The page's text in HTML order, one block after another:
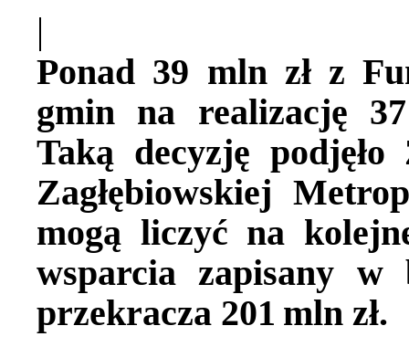
|
Ponad 39 mln zł z
gmin na realizację
Taką decyzję podjęło
Zagłębiowskiej
mogą liczyć na
wsparcia zapisany
przekracza 201 mln zł.